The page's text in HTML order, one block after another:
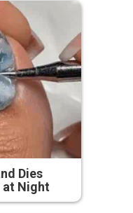
Dies
at Night